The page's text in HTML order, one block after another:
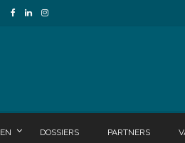
DOSSIERS PARTNERS